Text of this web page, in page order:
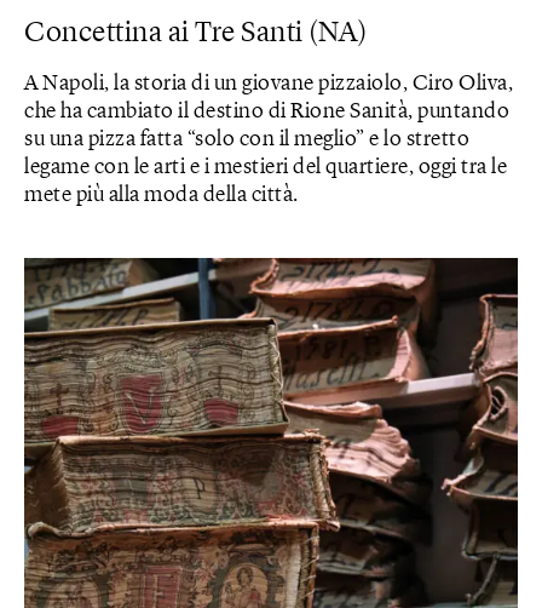
Concettina ai Tre Santi (NA)
A Napoli, la storia di un giovane pizzaiolo, Ciro Oliva,
che ha cambiato il destino di Rione Sanità, puntando
su una pizza fatta “solo con il meglio” e lo stretto
legame con le arti e i mestieri del quartiere, oggi tra le
mete più alla moda della città.